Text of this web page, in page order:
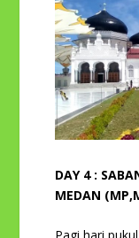
DAY 4 :
MEDAN